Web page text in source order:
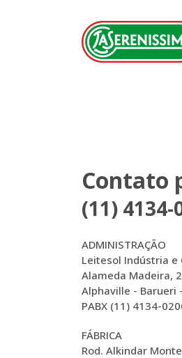
Contato
(11) 4134-
ADMINISTRAÇÃO
Leitesol Indústria e
Alameda Madeira,
Alphaville - Barueri
PABX (11) 4134-
FÁBRICA
Rod. Alkindar